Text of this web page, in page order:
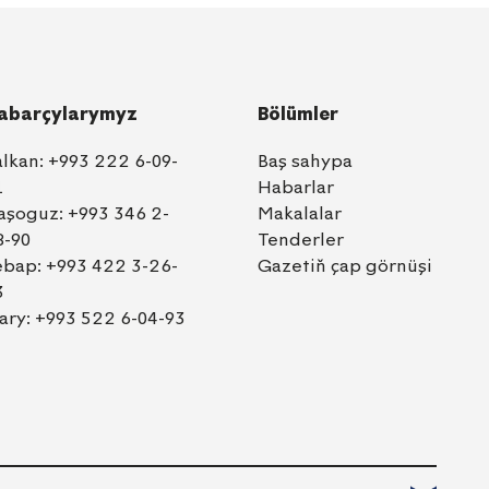
+993 222 6-09-
+993 346 2-
90
+993 422 3-26-
+993 522 6-04-93
Bölümler
Baş sahypa
Habarlar
Makalalar
Tenderler
Gazetiň çap görnüşi